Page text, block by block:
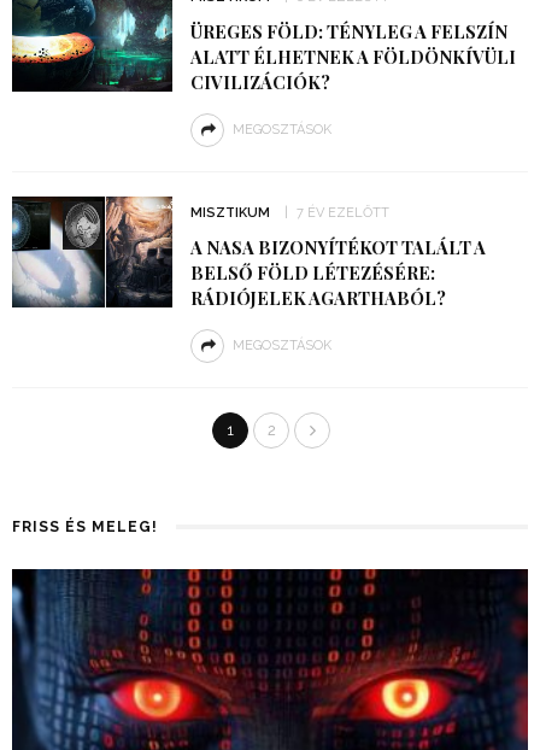
ÜREGES FÖLD: TÉNYLEG A FELSZÍN
ALATT ÉLHETNEK A FÖLDÖNKÍVÜLI
CIVILIZÁCIÓK?
MEGOSZTÁSOK
MISZTIKUM 7 ÉV EZELŐTT
A NASA BIZONYÍTÉKOT TALÁLT A
BELSŐ FÖLD LÉTEZÉSÉRE:
RÁDIÓJELEK AGARTHABÓL?
MEGOSZTÁSOK
1 2
FRISS ÉS MELEG!